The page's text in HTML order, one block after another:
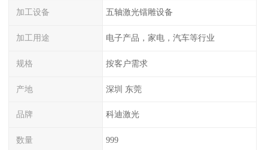
加工设备 五轴激光镭雕设备
加工用途 电子产品，家电，汽车等行业
规格 按客户需求
产地 深圳 东莞
品牌 科迪激光
数量 999